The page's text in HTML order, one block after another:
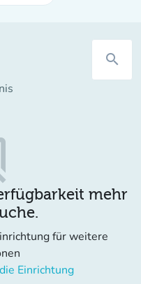
search
mehr
für weitere
Einrichtung